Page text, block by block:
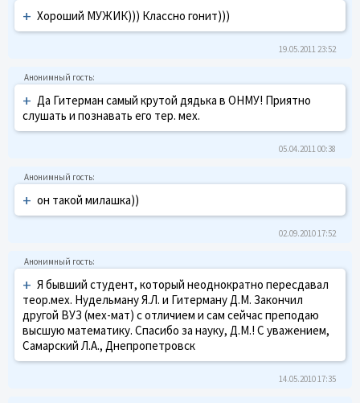
+ Хороший МУЖИК))) Классно гонит)))
19.05.2011 23:52
+ Да Гитерман самый крутой дядька в ОНМУ! Приятно
слушать и познавать его тер. мех.
05.04.2011 00:38
+ он такой милашка))
02.09.2010 17:52
+ Я бывший студент, который неоднократно пересдавал
теор.мех. Нудельману Я.Л. и Гитерману Д.М. Закончил
другой ВУЗ (мех-мат) с отличием и сам сейчас преподаю
высшую математику. Спасибо за науку, Д.М.! С уважением,
Самарский Л.А., Днепропетровск
14.05.2010 17:35